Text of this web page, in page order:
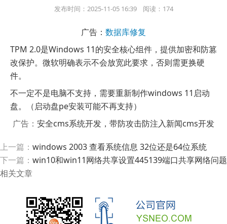
发布时间：2025-11-05 16:39 阅读：174
广告： 数据库修复
TPM 2.0是Windows 11的安全核心组件，提供加密和防篡
改保护。微软明确表示不会放宽此要求，否则需更换硬
件。
不一定不是电脑不支持，需要重新制作windows 11启动
盘。（启动盘pe安装可能不再支持）
广告： 安全cms系统开发，带防攻击防注入新闻cms开发
上一篇： windows 2003 查看系统信息 32位还是64位系统
下一篇： win10和win11网络共享设置445139端口共享网络问题
相关文章